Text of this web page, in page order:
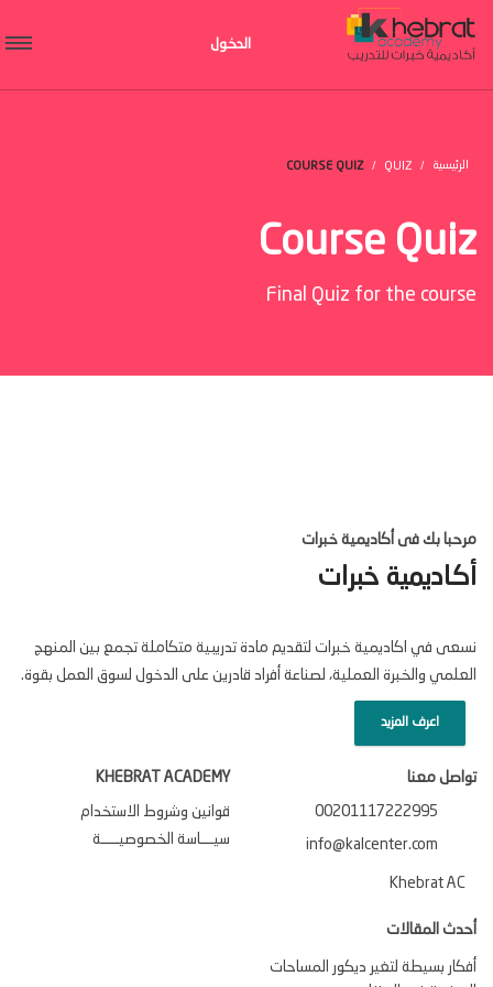
الدخول
الرئيسية QUIZ
COURSE QUIZ
Course Quiz
Final Quiz for the course
مرحبا بك فى أكاديمية خبرات
أكاديمية خبرات
نسعى في اكاديمية خبرات لتقديم مادة تدريبية متكاملة تجمع بين المنهج
العلمي والخبرة العملية، لصناعة أفراد قادرين على الدخول لسوق العمل بقوة.
اعرف المزيد
تواصل معنا
00201117222995
info@kalcenter.com
Khebrat AC
KHEBRAT ACADEMY
قوانين وشروط الاستخدام
سيـــاسة الخصوصيــــة
أحدث المقالات
أفكار بسيطة لتغير ديكور المساحات